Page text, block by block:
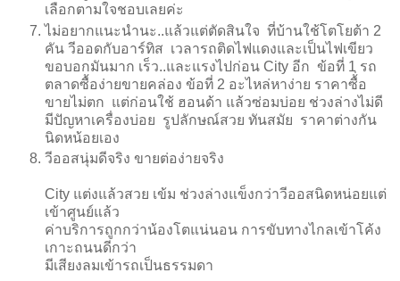
เลือกตามใจชอบเลยค่ะ
ไม่อยากแนะนำนะ..แล้วแต่ตัดสินใจ ที่บ้านใช้โตโยต้า 2
คัน วีออดกับอาร์ทิส เวลารถติดไฟแดงและเป็นไฟเขียว
ขอบอกมันมาก เร็ว..และแรงไปก่อน City อีก ข้อที่ 1 รถ
ตลาดซื้อง่ายขายคล่อง ข้อที่ 2 อะไหล่หาง่าย ราคาซื้่อ
ขายไม่ตก แต่ก่อนใช้ ฮอนด้า แล้วซ่อมบ่อย ช่วงล่างไม่ดี
มีปัญหาเครื่องบ่อย รูปลักษณ์สวย ทันสมัย ราคาต่างกัน
นิดหน้อยเอง
วีออสนุ่มดีจริง ขายต่อง่ายจริง
City แต่งแล้วสวย เข้ม ช่วงล่างแข็งกว่าวีออสนิดหน่อยแต่
เข้าศูนย์แล้ว
ค่าบริการถูกกว่าน้องโตแน่นอน การขับทางไกลเข้าโค้ง
เกาะถนนดีกว่า
มีเสียงลมเข้ารถเป็นธรรมดา